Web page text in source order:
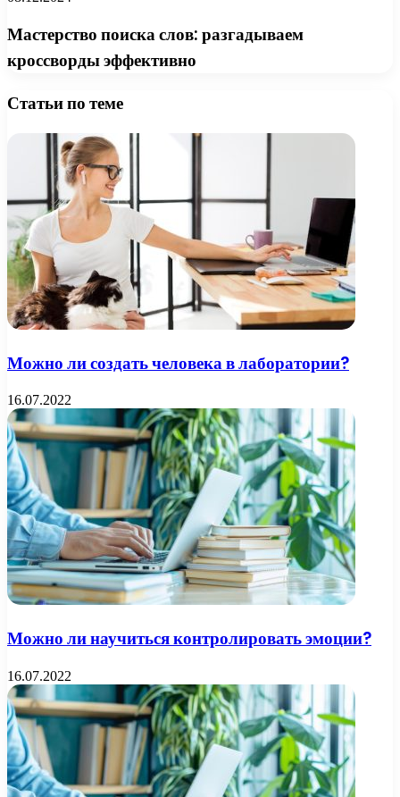
Мастерство поиска слов: разгадываем
кроссворды эффективно
Статьи по теме
Можно ли создать человека в лаборатории?
16.07.2022
Можно ли научиться контролировать эмоции?
16.07.2022